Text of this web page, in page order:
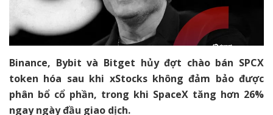
Binance, Bybit và Bitget hủy đợt chào bán SPCX
token hóa sau khi xStocks không đảm bảo được
phân bổ cổ phần, trong khi SpaceX tăng hơn 26%
ngay ngày đầu giao dịch.